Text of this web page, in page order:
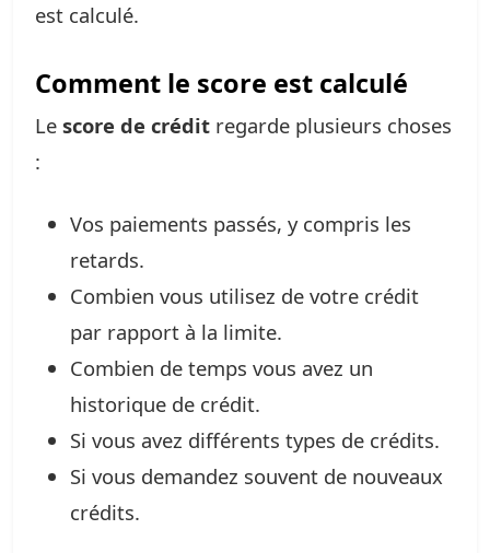
est calculé.
Comment le score est calculé
Le score de crédit regarde plusieurs choses
:
Vos paiements passés, y compris les
retards.
Combien vous utilisez de votre crédit
par rapport à la limite.
Combien de temps vous avez un
historique de crédit.
Si vous avez différents types de crédits.
Si vous demandez souvent de nouveaux
crédits.